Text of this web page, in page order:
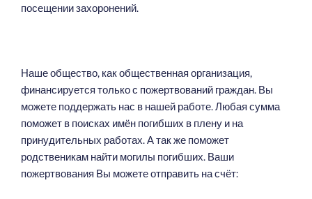
посещении захоронений.
Наше общество, как общественная организация,
финансируется только с пожертвований граждан. Вы
можете поддержать нас в нашей работе. Любая сумма
поможет в поисках имён погибших в плену и на
принудительных работах. А так же поможет
родственикам найти могилы погибших. Ваши
пожертвования Вы можете отправить на счёт: